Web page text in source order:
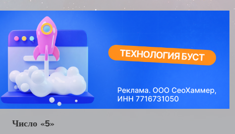
Число «5»